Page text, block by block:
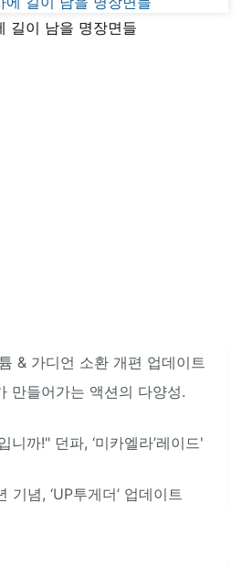
길이 남을 명장면들
& 가디언 소환 개편 업데이트
만들어가는 액션의 다양성.
니까!" 던파, ‘미카엘라’레이드'
기념, ‘UP투게더’ 업데이트